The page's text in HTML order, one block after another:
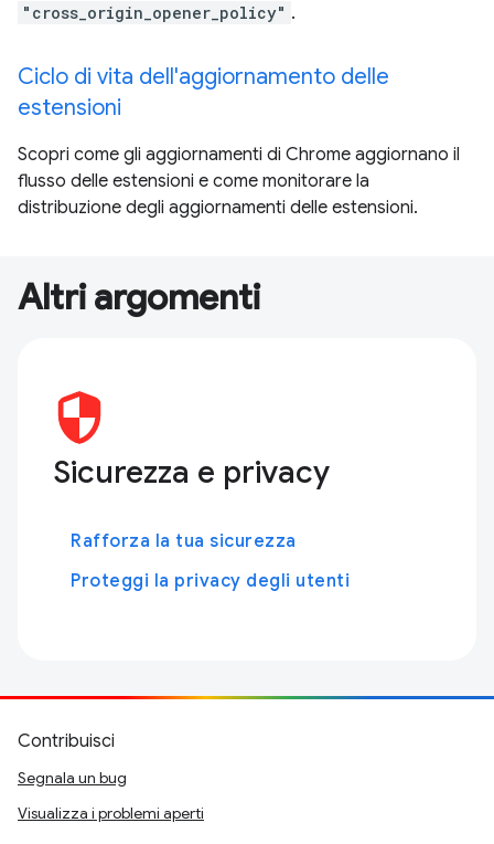
"cross_origin_opener_policy" .
Ciclo di vita dell'aggiornamento delle
estensioni
Scopri come gli aggiornamenti di Chrome aggiornano il
flusso delle estensioni e come monitorare la
distribuzione degli aggiornamenti delle estensioni.
Altri argomenti
Sicurezza e privacy
Rafforza la tua sicurezza
Proteggi la privacy degli utenti
Contribuisci
Segnala un bug
Visualizza i problemi aperti